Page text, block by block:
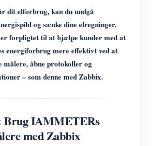
dit elforbrug, kan du undgå
og sænke dine elregninger.
forpligtet til at hjælpe kunder med at
energiforbrug mere effektivt ved at
målere, åbne protokoller og
– som denne med Zabbix.
Brug IAMMETERs
med Zabbix